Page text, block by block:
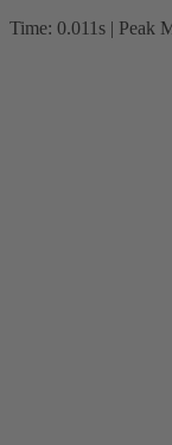
Time: 0.011s | Peak